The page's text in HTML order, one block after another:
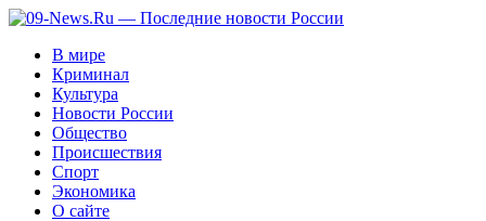
В мире
Криминал
Культура
Новости России
Общество
Происшествия
Спорт
Экономика
О сайте